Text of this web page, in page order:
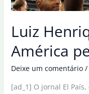
Austrália
Luiz
América
Deixe um comentário /
[ad_1] O jornal El